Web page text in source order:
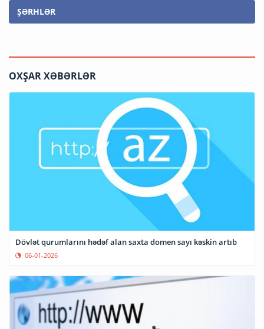
ŞƏRHLƏR
OXŞAR XƏBƏRLƏR
Dövlət qurumlarını hədəf alan saxta domen sayı kəskin artıb
06-01-2026